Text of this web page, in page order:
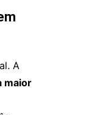
A
maior